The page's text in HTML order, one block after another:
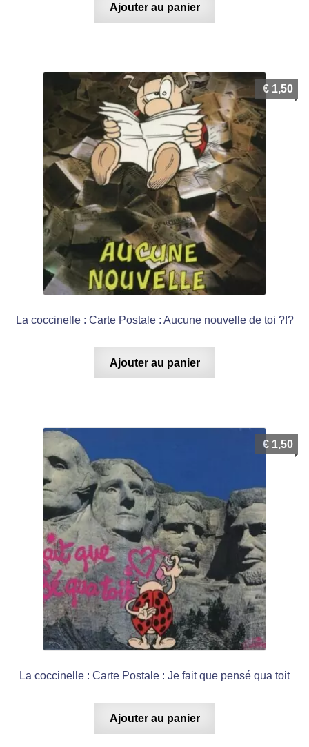
Ajouter au panier
La coccinelle : Carte Postale : Aucune nouvelle de toi ?!?
€ 1,50
Ajouter au panier
La coccinelle : Carte Postale : Je fait que pensé qua toit
€ 1,50
Ajouter au panier